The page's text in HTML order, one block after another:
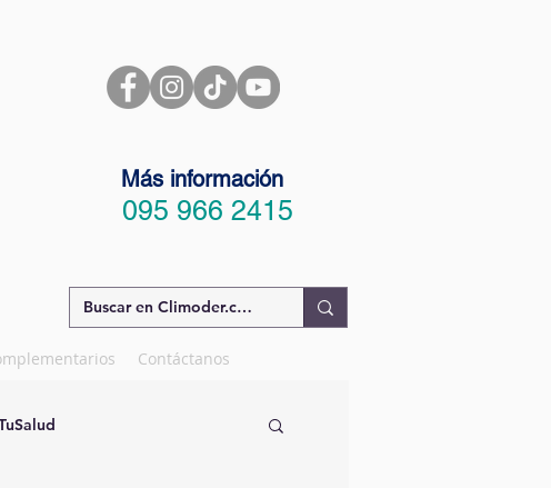
095 966 2415
Más información
Contáctanos